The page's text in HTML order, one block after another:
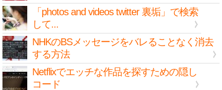
「photos and videos twitter 裏垢」で検索
して...
NHKのBSメッセージをバレることなく消去
する方法
Netflixでエッチな作品を探すための隠し
コード